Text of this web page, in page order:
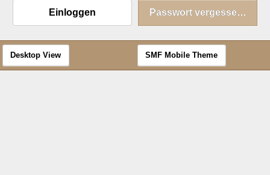
Einloggen Passwort vergessen?
Desktop View SMF Mobile Theme